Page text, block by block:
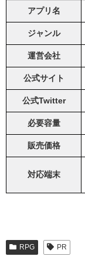
アプリ名
ジャンル
運営会社
公式サイト
公式Twitter
必要容量
販売価格
対応端末
RPG PR